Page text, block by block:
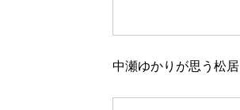
中瀬ゆかりが思う松